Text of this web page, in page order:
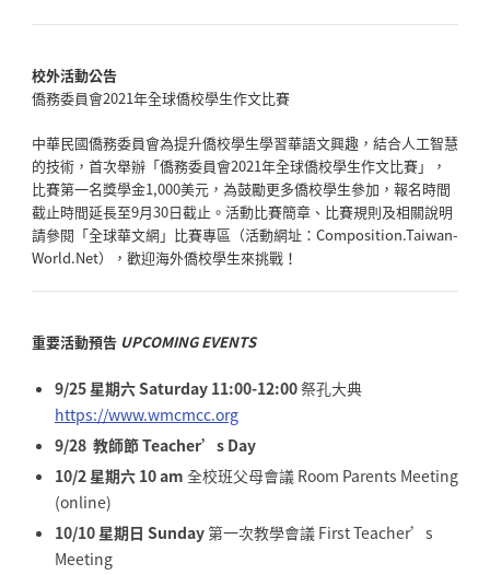
校外活動公告
僑務委員會2021年全球僑校學生作文比賽
中華民國僑務委員會為提升僑校學生學習華語文興趣，結合人工智慧
的技術，首次舉辦「僑務委員會2021年全球僑校學生作文比賽」，
比賽第一名獎學金1,000美元，為鼓勵更多僑校學生參加，報名時間
截止時間延長至9月30日截止。活動比賽簡章、比賽規則及相關說明
請參閱「全球華文網」比賽專區（活動網址：Composition.Taiwan-
World.Net），歡迎海外僑校學生來挑戰！
重要活動預告 UPCOMING EVENTS
9/25 星期六 Saturday 11:00-12:00祭孔大典
https://www.wmcmcc.org
9/28 教師節 Teacher’s Day
10/2 星期六 10 am 全校班父母會議 Room Parents Meeting
(online)
10/10 星期日 Sunday 第一次教學會議 First Teacher’s
Meeting